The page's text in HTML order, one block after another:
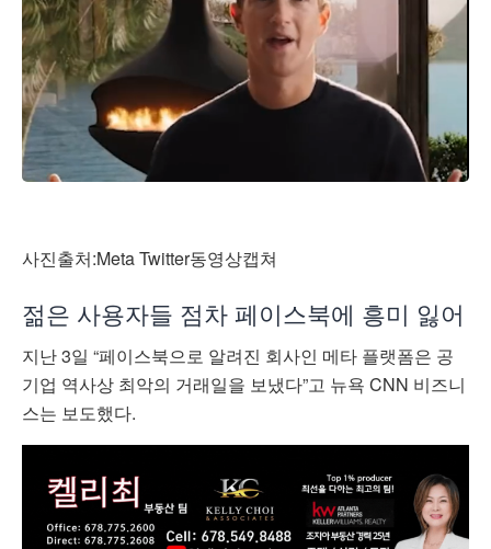
사진출처:Meta Twitter동영상캡쳐
젊은 사용자들 점차 페이스북에 흥미 잃어
지난 3일 “페이스북으로 알려진 회사인 메타 플랫폼은 공
기업 역사상 최악의 거래일을 보냈다”고 뉴욕 CNN 비즈니
스는 보도했다.